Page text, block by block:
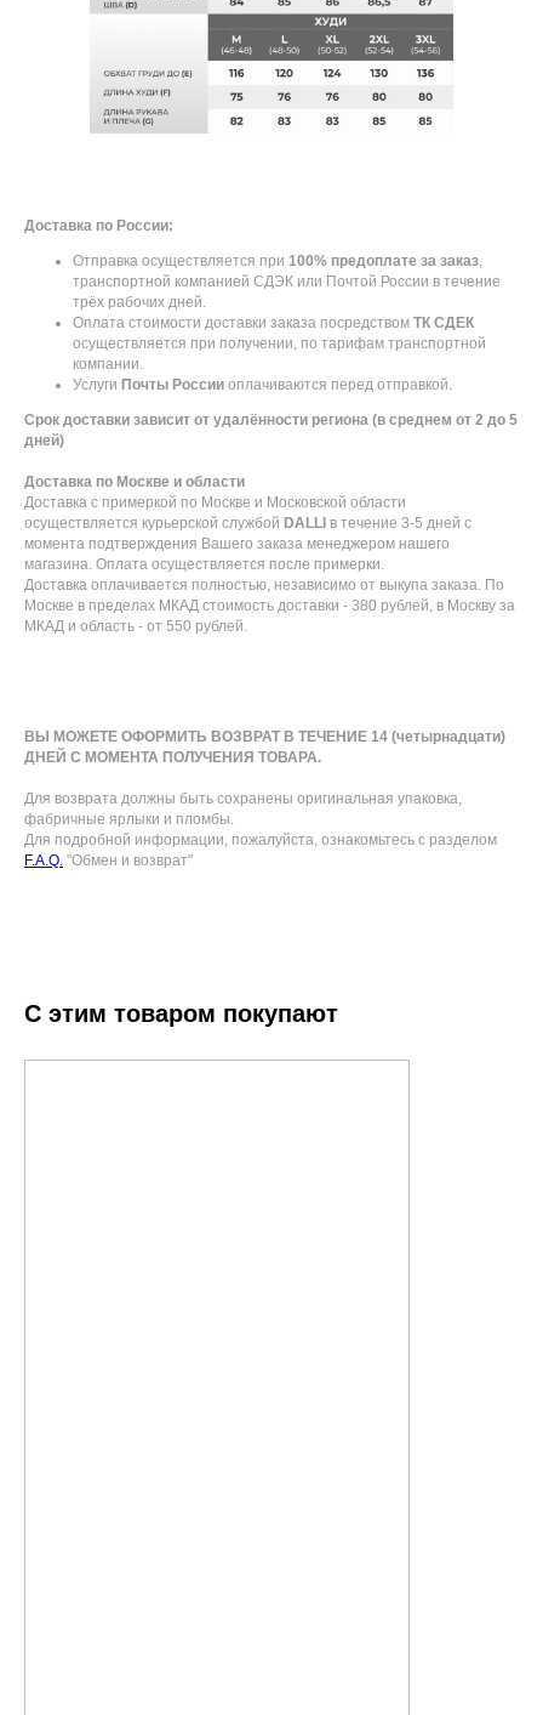
Доставка по России:
Отправка осуществляется при 100% предоплате за заказ,
транспортной компанией СДЭК или Почтой России в течение
трёх рабочих дней.
Оплата стоимости доставки заказа посредством ТК СДЕК
осуществляется при получении, по тарифам транспортной
компании.
Услуги Почты России оплачиваются перед отправкой.
Срок доставки зависит от удалённости региона (в среднем от 2 до 5
дней)
Доставка по Москве и области
Доставка с примеркой по Москве и Московской области
осуществляется курьерской службой DALLI в течение 3-5 дней с
момента подтверждения Вашего заказа менеджером нашего
магазина. Оплата осуществляется после примерки.
Доставка оплачивается полностью, независимо от выкупа заказа. По
Москве в пределах МКАД стоимость доставки - 380 рублей, в Москву за
МКАД и область - от 550 рублей.
ВЫ МОЖЕТЕ ОФОРМИТЬ ВОЗВРАТ В ТЕЧЕНИЕ 14 (четырнадцати)
ДНЕЙ С МОМЕНТА ПОЛУЧЕНИЯ ТОВАРА.
Для возврата должны быть сохранены оригинальная упаковка,
фабричные ярлыки и пломбы.
Для подробной информации, пожалуйста, ознакомьтесь с разделом
F.A.Q. "Обмен и возврат"
С этим товаром покупают